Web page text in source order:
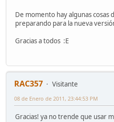
De momento hay algunas cosas
preparando para la nueva
Gracias a todos :E
RAC357
Visitante
08 de Enero de 2011, 23:44:53 PM
Gracias! ya no trende que usar